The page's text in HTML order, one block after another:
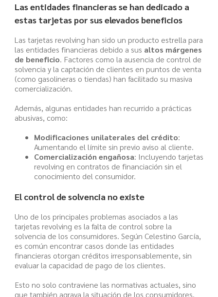
Las entidades financieras se han dedicado a
estas tarjetas por sus elevados beneficios
Las tarjetas revolving han sido un producto estrella para
las entidades financieras debido a sus altos márgenes
de beneficio. Factores como la ausencia de control de
solvencia y la captación de clientes en puntos de venta
(como gasolineras o tiendas) han facilitado su masiva
comercialización.
Además, algunas entidades han recurrido a prácticas
abusivas, como:
Modificaciones unilaterales del crédito:
Aumentando el límite sin previo aviso al cliente.
Comercialización engañosa: Incluyendo tarjetas
revolving en contratos de financiación sin el
conocimiento del consumidor.
El control de solvencia no existe
Uno de los principales problemas asociados a las
tarjetas revolving es la falta de control sobre la
solvencia de los consumidores. Según Celestino García,
es común encontrar casos donde las entidades
financieras otorgan créditos irresponsablemente, sin
evaluar la capacidad de pago de los clientes.
Esto no solo contraviene las normativas actuales, sino
que también agrava la situación de los consumidores,